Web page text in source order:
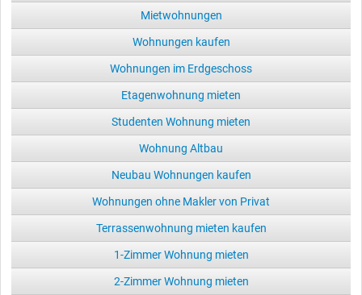
Mietwohnungen
Wohnungen kaufen
Wohnungen im Erdgeschoss
Etagenwohnung mieten
Studenten Wohnung mieten
Wohnung Altbau
Neubau Wohnungen kaufen
Wohnungen ohne Makler von Privat
Terrassenwohnung mieten kaufen
1-Zimmer Wohnung mieten
2-Zimmer Wohnung mieten